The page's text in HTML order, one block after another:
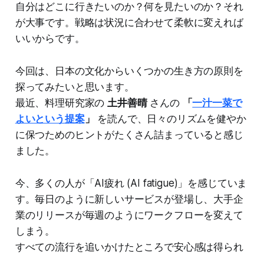
自分はどこに行きたいのか？何を見たいのか？それ
が大事です。戦略は状況に合わせて柔軟に変えれば
いいからです。
今回は、日本の文化からいくつかの生き方の原則を
探ってみたいと思います。
最近、料理研究家の土井善晴さんの 「一汁一菜で
よいという提案」
を読んで、日々のリズムを健やか
に保つためのヒントがたくさん詰まっていると感じ
ました。
今、多くの人が「AI疲れ (AI fatigue)」を感じていま
す。毎日のように新しいサービスが登場し、大手企
業のリリースが毎週のようにワークフローを変えて
しまう。
すべての流行を追いかけたところで安心感は得られ